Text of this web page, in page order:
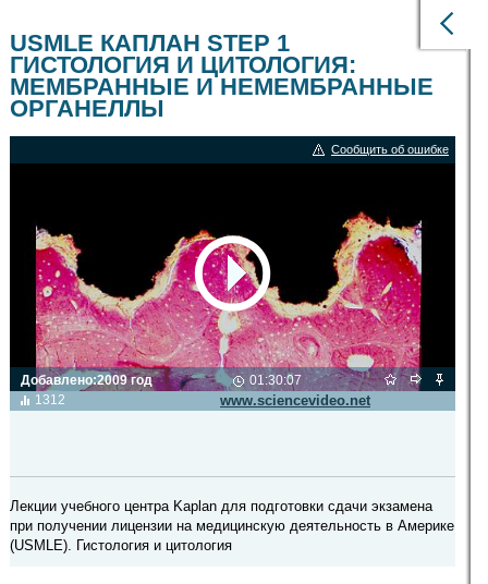
USMLE КАПЛАН STEP 1
ГИСТОЛОГИЯ И ЦИТОЛОГИЯ:
МЕМБРАННЫЕ И НЕМЕМБРАННЫЕ
ОРГАНЕЛЛЫ
Сообщить об ошибке
Добавлено:2009 год
1312
01:30:07
Видео транслируется с сайта www.sciencevideo.net
Лекции учебного центра Kaplan для подготовки сдачи экзамена
при получении лицензии на медицинскую деятельность в Америке
(USMLE). Гистология и цитология